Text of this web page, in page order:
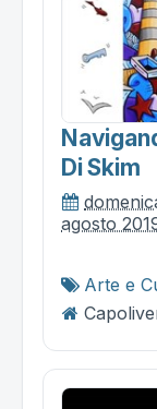
Di Skim
agosto
Arte e